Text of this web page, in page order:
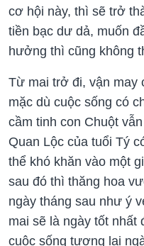
cơ hội này, thì sẽ trở
tiền bạc dư dả, muốn
hưởng thì cũng không
Từ mai trở đi, vận may
mặc dù cuộc sống có
cầm tinh con Chuột
Quan Lộc của tuổi Tý
thể khó khăn vào một
sau đó thì thăng hoa
ngày tháng sau như ý
mai sẽ là ngày tốt nhất
cuộc sống tương lai